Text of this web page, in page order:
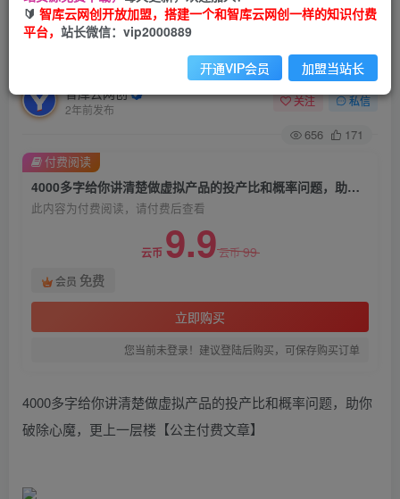
4000多字给你讲清楚做虚拟产品的投产比和概率
问题，助你破除心魔，更上一层楼【公主付费文
智库云网创
2年前发布
关注 私信
656 171
4000多字给你讲清楚做虚拟产品的投产比和概率问题，助你破除心魔，更上一层楼【公主付费文章】
此内容为付费阅读，请付费后查看
云币 9.9云币99
会员 免费
立即购买
您当前未登录！建议登陆后购买，可保存购买订单
付费阅读
4000多字给你讲清楚做虚拟产品的投产比和概率问题，助你
破除心魔，更上一层楼【公主付费文章】
🔰 智库云网创开放加盟，搭建一个和智库云网创一样的知识付费
平台， 站长微信：vip2000889
开通VIP会员 加盟当站长